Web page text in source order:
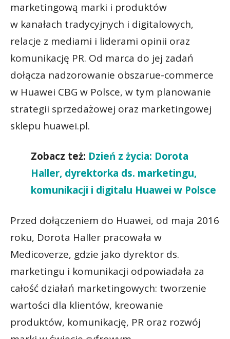
marketingową marki i produktów
w kanałach tradycyjnych i digitalowych,
relacje z mediami i liderami opinii oraz
komunikację PR. Od marca do jej zadań
dołącza nadzorowanie obszarue-commerce
w Huawei CBG w Polsce, w tym planowanie
strategii sprzedażowej oraz marketingowej
sklepu huawei.pl.
Zobacz też: Dzień z życia: Dorota
Haller, dyrektorka ds. marketingu,
komunikacji i digitalu Huawei w Polsce
Przed dołączeniem do Huawei, od maja 2016
roku, Dorota Haller pracowała w
Medicoverze, gdzie jako dyrektor ds.
marketingu i komunikacji odpowiadała za
całość działań marketingowych: tworzenie
wartości dla klientów, kreowanie
produktów, komunikację, PR oraz rozwój